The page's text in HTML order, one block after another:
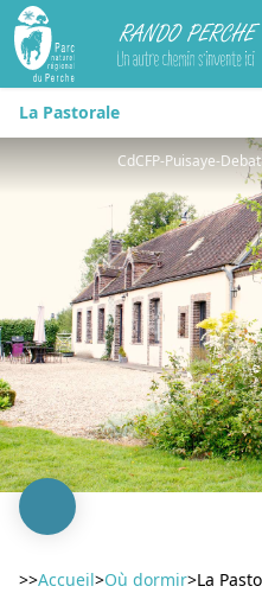
Rando Perche
La Pastorale
CdCFP-Puisaye-
>>Accueil>Où dormir>La